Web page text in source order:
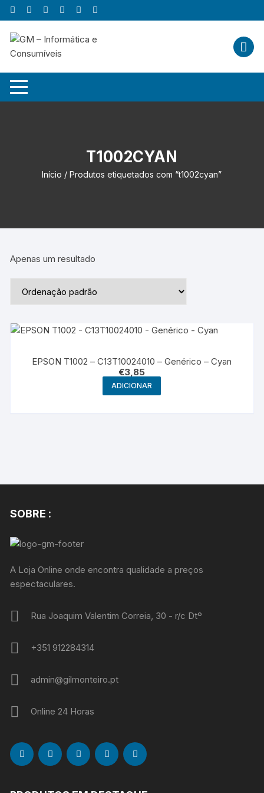
Skip
to
content
T1002CYAN
Início / Produtos etiquetados com “t1002cyan”
Apenas um resultado
EPSON T1002 – C13T10024010 – Genérico – Cyan
€3,85
ADICIONAR
SOBRE :
A Loja Online onde encontra qualidade a preços
espectaculares.
Rua Joaquim Valentim Correia, 30 - r/c Dtº
+351 912284314
admin@gilmonteiro.pt
Online 24 Horas